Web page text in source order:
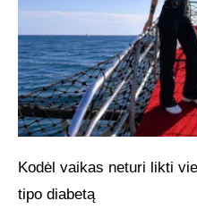
Kodėl vaikas neturi likti
tipo diabetą